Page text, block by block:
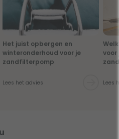
Het juist opbergen en
winteronderhoud voor je
zandfilterpomp
Lees het advies
voor
Lees